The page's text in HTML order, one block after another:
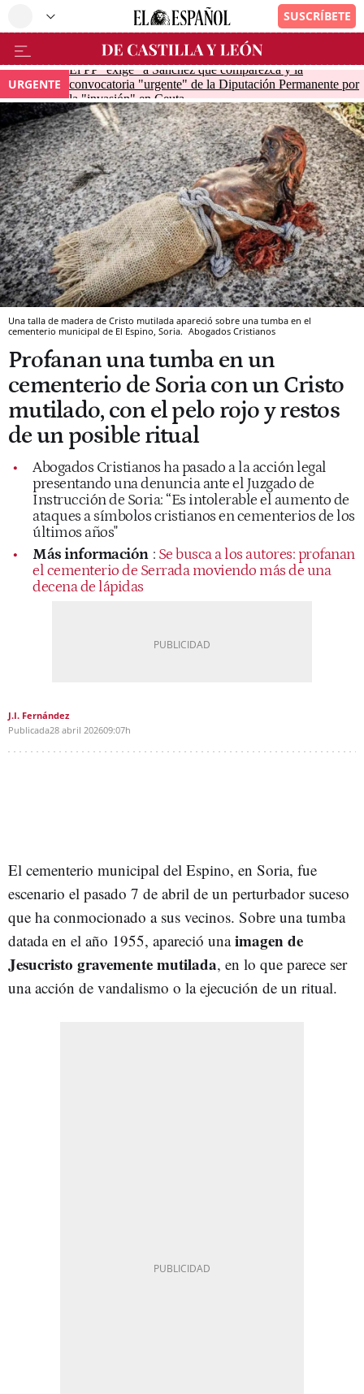
URGENTE
El PP "exige" a Sánchez que comparezca y la
convocatoria "urgente" de la Diputación Permanente por
la "invasión" en Ceuta
Una talla de madera de Cristo mutilada apareció sobre una tumba en el
cementerio municipal de El Espino, Soria. Abogados Cristianos
Profanan una tumba en un
cementerio de Soria con un Cristo
mutilado, con el pelo rojo y restos
de un posible ritual
Abogados Cristianos ha pasado a la acción legal
presentando una denuncia ante el Juzgado de
Instrucción de Soria: “Es intolerable el aumento de
ataques a símbolos cristianos en cementerios de los
últimos años"
Más información : Se busca a los autores: profanan
el cementerio de Serrada moviendo más de una
decena de lápidas
J.I. Fernández
Publicada28 abril 202609:07h
El cementerio municipal del Espino, en Soria, fue
escenario el pasado 7 de abril de un perturbador suceso
que ha conmocionado a sus vecinos. Sobre una tumba
datada en el año 1955, apareció unaimagen de
Jesucristo gravemente mutilada, en lo que parece ser
una acción de vandalismo o la ejecución de un ritual.